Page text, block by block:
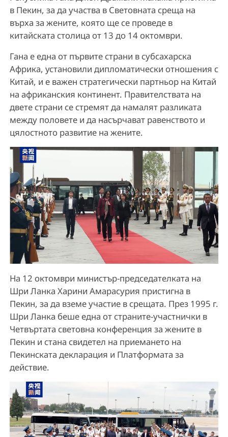
в Пекин, за да участва в Световната среща на
върха за жените, която ще се проведе в
китайската столица от 13 до 14 октомври.
Гана е една от първите страни в субсахарска
Африка, установили дипломатически отношения с
Китай, и е важен стратегически партньор на Китай
на африканския континент. Правителствата на
двете страни се стремят да намалят разликата
между половете и да насърчават равенството и
цялостното развитие на жените.
На 12 октомври министър-председателката на
Шри Ланка Харини Амарасурия пристигна в
Пекин, за да вземе участие в срещата. През 1995 г.
Шри Ланка беше една от страните-участнички в
Четвъртата световна конференция за жените в
Пекин и стана свидетел на приемането на
Пекинската декларация и Платформата за
действие.